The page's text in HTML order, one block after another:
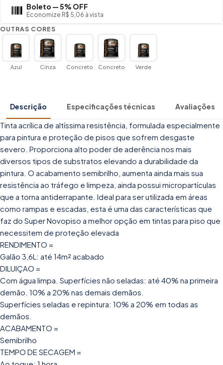
Boleto — 5% OFF
Economize R$ 5,06 à vista
OUTRAS CORES
Azul Cinza Concreto Concreto Verde
Descrição Especificações técnicas Avaliações
Tinta acrílica de altíssima resistência, formulada especialmente
para pintura e proteção de pisos que sofrem desgaste
severo. Proporciona alto poder de aderência nos mais
diversos tipos de substratos elevando a durabilidade da
pintura. O acabamento semibrilho, aumenta ainda mais sua
resistência ao tráfego e limpeza, ainda possui micropartículas
que a torna antiderrapante. Ideal para ser utilizada em áreas
como rampas e escadas, esta é uma das características que
faz do Super Novopiso a melhor opção em tintas para piso que
necessitem de proteção elevada
RENDIMENTO =
Galão 3,6L: até 14m² acabado
DILUIÇAO =
Com água limpa. Superfícies não seladas: até 40% na primeira
demão. 10% a 20% nas demais demãos.
Superfícies seladas e repintura: 10% a 20% em todas as
demãos.
ACABAMENTO =
Semibrilho
TEMPO DE SECAGEM =